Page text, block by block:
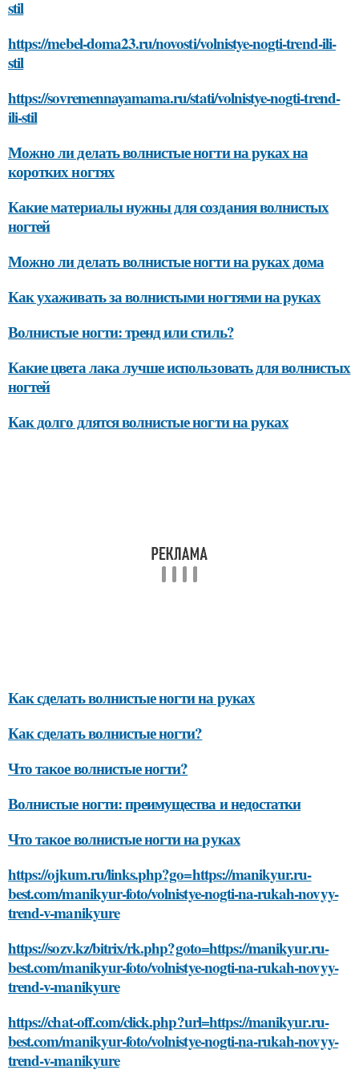
stil
https://mebel-doma23.ru/novosti/volnistye-nogti-trend-ili-
stil
https://sovremennayamama.ru/stati/volnistye-nogti-trend-
ili-stil
Можно ли делать волнистые ногти на руках на
коротких ногтях
Какие материалы нужны для создания волнистых
ногтей
Можно ли делать волнистые ногти на руках дома
Как ухаживать за волнистыми ногтями на руках
Волнистые ногти: тренд или стиль?
Какие цвета лака лучше использовать для волнистых
ногтей
Как долго длятся волнистые ногти на руках
Как сделать волнистые ногти на руках
Как сделать волнистые ногти?
Что такое волнистые ногти?
Волнистые ногти: преимущества и недостатки
Что такое волнистые ногти на руках
https://ojkum.ru/links.php?go=https://manikyur.ru-
best.com/manikyur-foto/volnistye-nogti-na-rukah-novyy-
trend-v-manikyure
https://sozv.kz/bitrix/rk.php?goto=https://manikyur.ru-
best.com/manikyur-foto/volnistye-nogti-na-rukah-novyy-
trend-v-manikyure
https://chat-off.com/click.php?url=https://manikyur.ru-
best.com/manikyur-foto/volnistye-nogti-na-rukah-novyy-
trend-v-manikyure